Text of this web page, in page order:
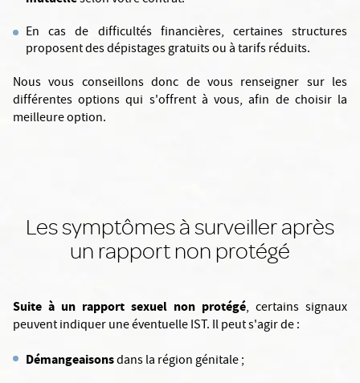
En cas de difficultés financières, certaines structures
proposent des dépistages gratuits ou à tarifs réduits.
Nous vous conseillons donc de vous renseigner sur les
différentes options qui s'offrent à vous, afin de choisir la
meilleure option.
Les symptômes à surveiller après
un rapport non protégé
Suite à un rapport sexuel non protégé, certains signaux
peuvent indiquer une éventuelle IST. Il peut s'agir de :
Démangeaisonsdans la région génitale ;